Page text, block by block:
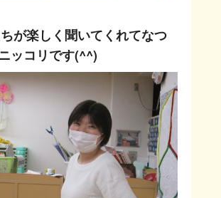
が楽しく聞いてくれてなつ
ッコリです(^^)